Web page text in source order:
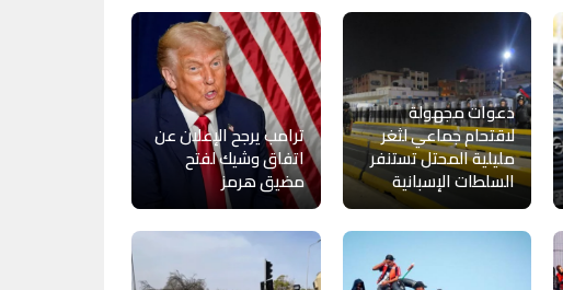
دعوات مجهولة
لاقتحام جماعي لثغر
مليلية المحتل تستنفر
السلطات الإسبانية
ترامب يرجح الإعلان عن
اتفاق وشيك لفتح
مضيق هرمز